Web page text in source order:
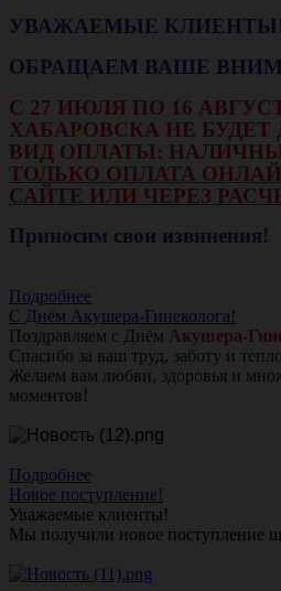
УВАЖАЕМЫЕ КЛИЕНТЫ!
ОБРАЩАЕМ ВАШЕ
С 27 ИЮЛЯ ПО 16
ХАБАРОВСКА НЕ БУДЕТ
ВИД ОПЛАТЫ:
ТОЛЬКО ОПЛАТА
САЙТЕ ИЛИ ЧЕРЕЗ
Приносим свои извинения!
Подробнее
С Днём Акушера-Гинеколога!
Поздравляем с Днём Акушера-
Спасибо за ваш труд, заботу и
Желаем вам любви, здоровья и
моментов!
Подробнее
Новое поступление!
Уважаемые клиенты!
Мы получили новое поступление